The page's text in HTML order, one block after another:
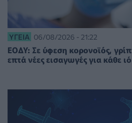
ΥΓΕΊΑ 06/08/2026 - 21:22
ΕΟΔΥ: Σε ύφεση κορονοϊός,
επτά νέες εισαγωγές για κάθε ιό